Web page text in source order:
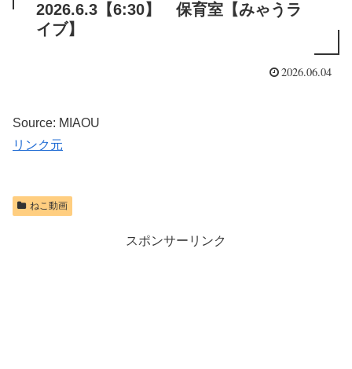
2026.6.3【6:30】 保育室【みゃうラ
イブ】
2026.06.04
Source: MIAOU
リンク元
ねこ動画
スポンサーリンク